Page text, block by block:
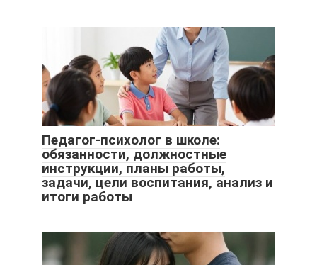
Педагог-психолог в школе:
обязанности, должностные
инструкции, планы работы,
задачи, цели воспитания, анализ и
итоги работы